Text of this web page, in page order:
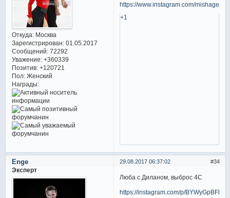
Откуда:Москва
Зарегистрирован: 01.05.2017
Сообщений:72292
Уважение: +360339
Позитив: +120721
Пол:Женский
Награды:
https://www.instagram.com/mishage8/
+1
34
29.08.2017 06:37:02
Enge
Эксперт
Люба с Диланом, выброс 4С
https://instagram.com/p/BYWyGpBFlPe/